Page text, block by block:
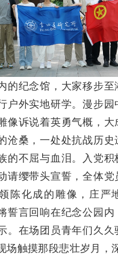
的纪念馆，大家移步至
户外实地研学。漫步园
像诉说着英勇气概，大
沧桑，一处处抗战历史
的不屈与血泪。入党积
请缨带头宣誓，全体党
陈化成的雕像，庄严
誓言回响在纪念公园内
。在场团员青年们久久
场触摸那段悲壮岁月，